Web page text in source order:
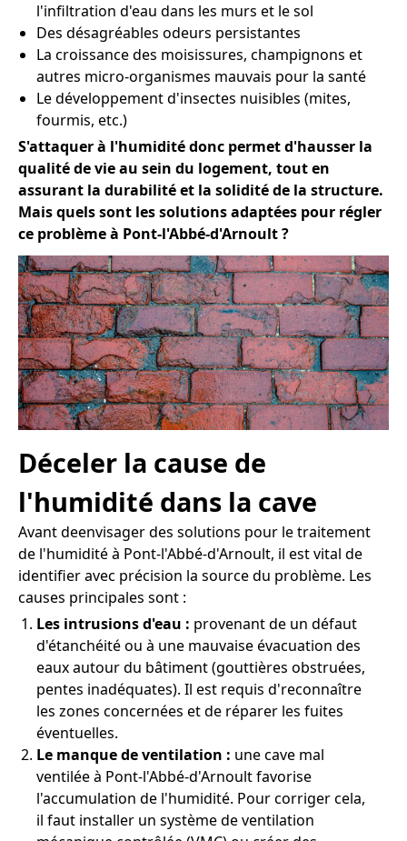
l'infiltration d'eau dans les murs et le sol
Des désagréables odeurs persistantes
La croissance des moisissures, champignons et
autres micro-organismes mauvais pour la santé
Le développement d'insectes nuisibles (mites,
fourmis, etc.)
S'attaquer à l'humidité donc permet d'hausser la
qualité de vie au sein du logement, tout en
assurant la durabilité et la solidité de la structure.
Mais quels sont les solutions adaptées pour régler
ce problème à Pont-l'Abbé-d'Arnoult ?
Déceler la cause de
l'humidité dans la cave
Avant deenvisager des solutions pour le traitement
de l'humidité à Pont-l'Abbé-d'Arnoult, il est vital de
identifier avec précision la source du problème. Les
causes principales sont :
Les intrusions d'eau : provenant de un défaut
d'étanchéité ou à une mauvaise évacuation des
eaux autour du bâtiment (gouttières obstruées,
pentes inadéquates). Il est requis d'reconnaître
les zones concernées et de réparer les fuites
éventuelles.
Le manque de ventilation : une cave mal
ventilée à Pont-l'Abbé-d'Arnoult favorise
l'accumulation de l'humidité. Pour corriger cela,
il faut installer un système de ventilation